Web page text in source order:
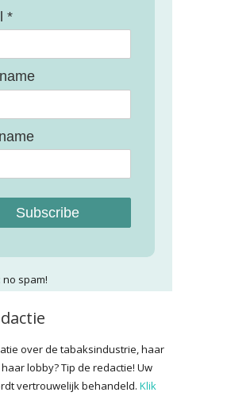
*
Subscribe
spam!
over de tabaksindustrie, haar
lobby? Tip de redactie! Uw
vertrouwelijk behandeld. Klik